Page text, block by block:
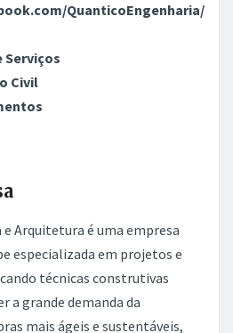
QuanticoEngenharia/
Serviços
Civil
Arquitetura é uma empresa
especializada em projetos e
técnicas construtivas
a grande demanda da
mais ágeis e sustentáveis,